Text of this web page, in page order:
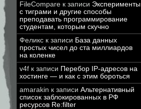
FileCompare к записи Эксперименты
с тиграми и другие способы
преподавать программирование
студентам, которым скучно
Феликс к записи База данных
простых чисел до ста миллиардов
на коленке
v4f к записи Перебор IP-адресов на
хостинге — и как с этим бороться
amarakin к записи Альтернативный
список заблокированных в РФ
ресурсов Re:filter